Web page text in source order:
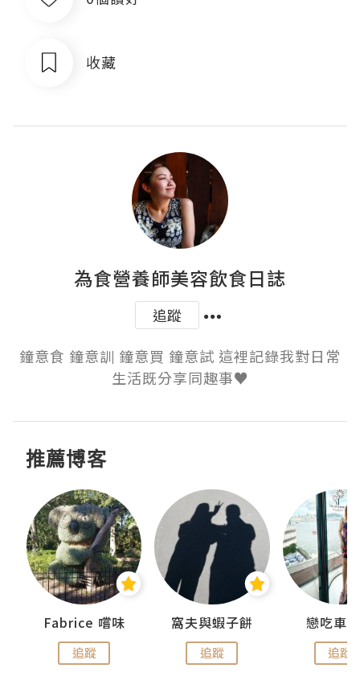
收藏
為食營養師美容飲食日誌
追蹤
鐘意食 鐘意訓 鐘意買 鐘意試 這裡記錄我對日常
生活既分享同趣事♥
推薦博客
Fabrice 嚐味
追蹤
窩夫與蝦子餅
追蹤
戀吃車
追蹤